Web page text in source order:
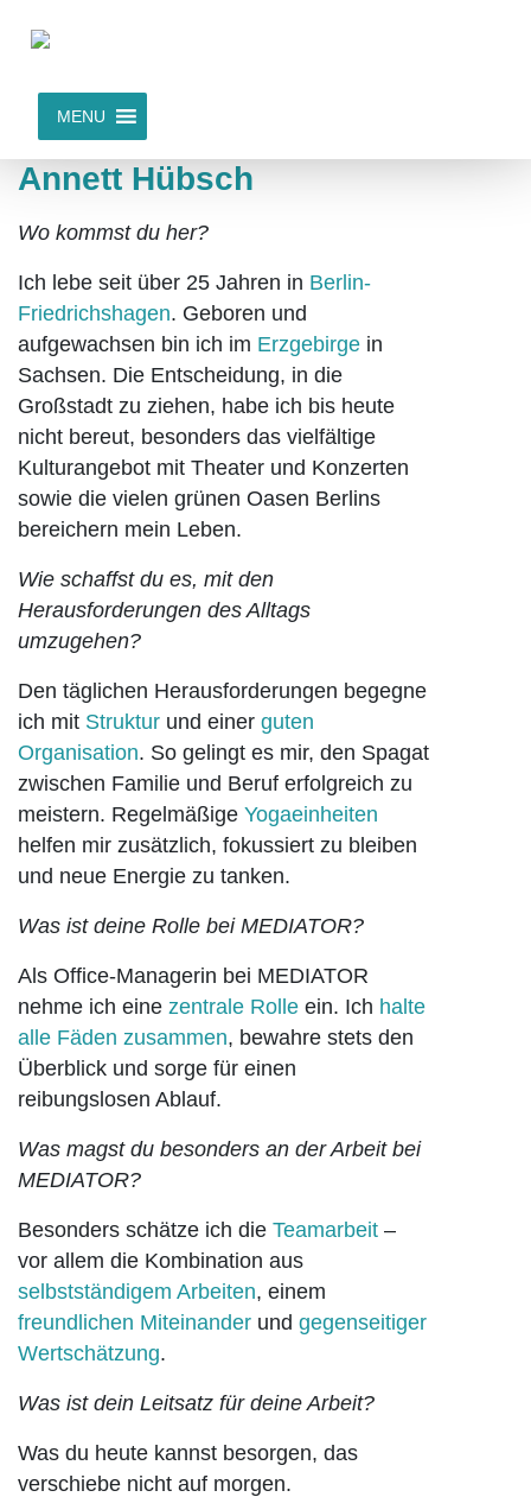
MENU
Annett Hübsch
Wo kommst du her?
Ich lebe seit über 25 Jahren in Berlin-
Friedrichshagen. Geboren und
aufgewachsen bin ich im Erzgebirge in
Sachsen. Die Entscheidung, in die
Großstadt zu ziehen, habe ich bis heute
nicht bereut, besonders das vielfältige
Kulturangebot mit Theater und Konzerten
sowie die vielen grünen Oasen Berlins
bereichern mein Leben.
Wie schaffst du es, mit den
Herausforderungen des Alltags
umzugehen?
Den täglichen Herausforderungen begegne
ich mit Struktur und einer guten
Organisation. So gelingt es mir, den Spagat
zwischen Familie und Beruf erfolgreich zu
meistern. Regelmäßige Yogaeinheiten
helfen mir zusätzlich, fokussiert zu bleiben
und neue Energie zu tanken.
Was ist deine Rolle bei MEDIATOR?
Als Office-Managerin bei MEDIATOR
nehme ich eine zentrale Rolle ein. Ich halte
alle Fäden zusammen, bewahre stets den
Überblick und sorge für einen
reibungslosen Ablauf.
Was magst du besonders an der Arbeit bei
MEDIATOR?
Besonders schätze ich die Teamarbeit –
vor allem die Kombination aus
selbstständigem Arbeiten, einem
freundlichen Miteinander und gegenseitiger
Wertschätzung.
Was ist dein Leitsatz für deine Arbeit?
Was du heute kannst besorgen, das
verschiebe nicht auf morgen.